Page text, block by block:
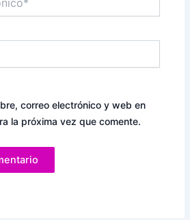
correo electrónico y web en
la próxima vez que comente.